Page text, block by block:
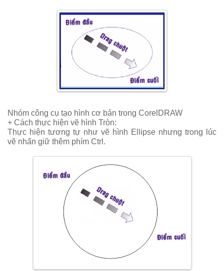
Nhóm công cụ tạo hình cơ bản trong CorelDRAW
+ Cách thực hiện vẽ hình Tròn:
Thực hiện tương tự như vẽ hình Ellipse nhưng trong lúc
vẽ nhấn giữ thêm phím Ctrl.